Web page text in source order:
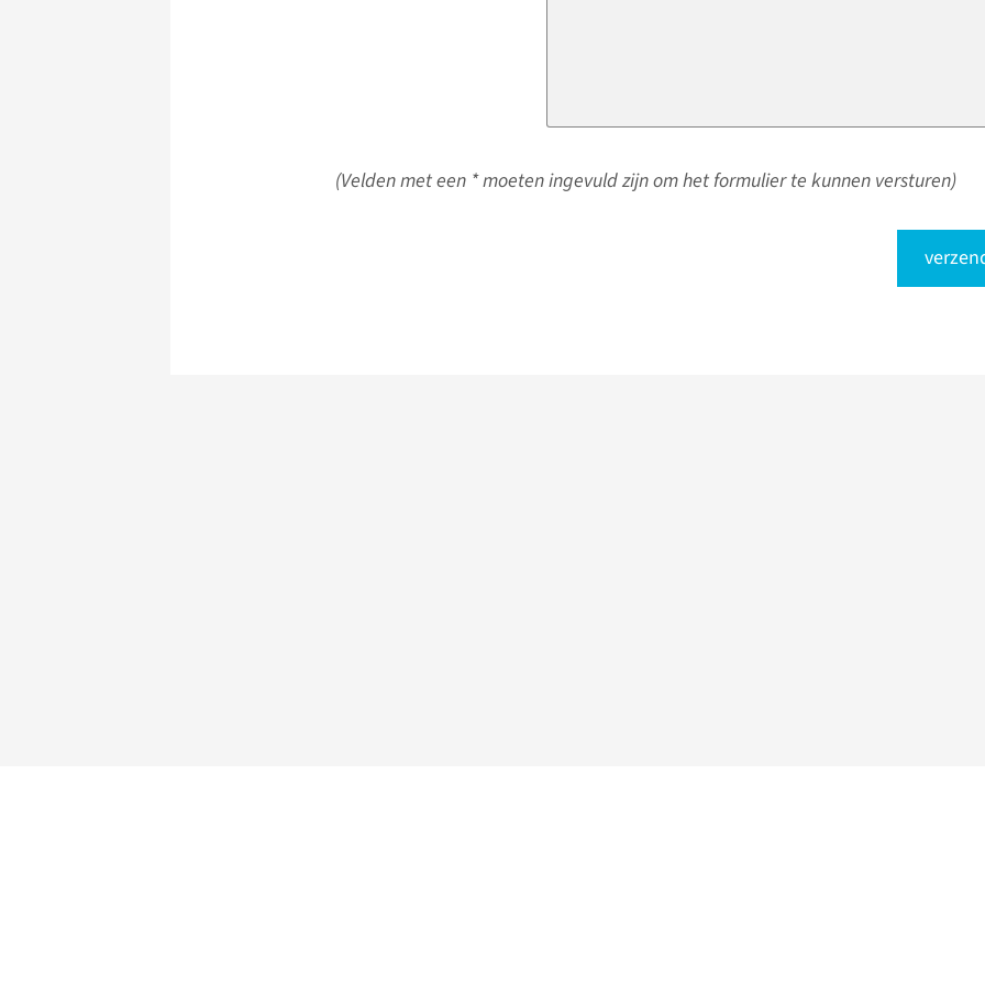
(Velden met een * moeten ingevuld zijn om het formulier te kunnen versturen)